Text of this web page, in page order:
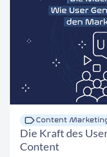
Content
Die Kraft des
Content